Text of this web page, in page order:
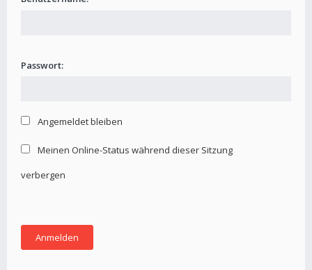
Passwort:
Angemeldet bleiben
Meinen Online-Status während dieser Sitzung
verbergen